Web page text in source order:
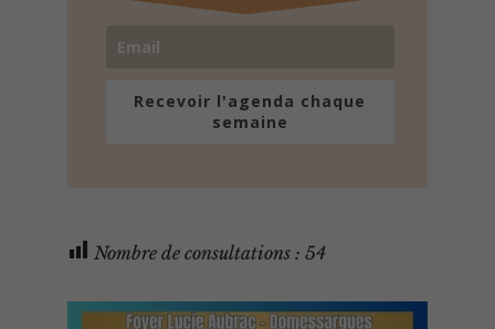
Recevoir l'agenda chaque
semaine
Nombre de consultations : 54